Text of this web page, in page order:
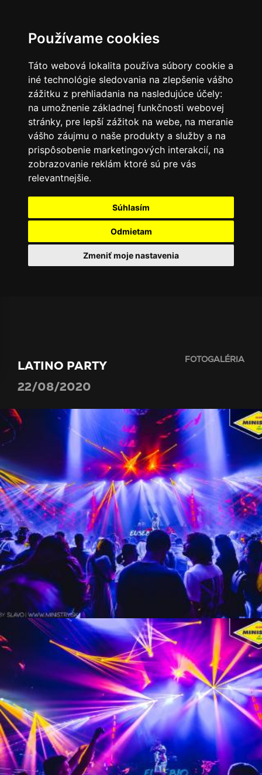
Používame cookies
Táto webová lokalita používa súbory cookie a
iné technológie sledovania na zlepšenie vášho
zážitku z prehliadania na nasledujúce účely:
na umožnenie základnej funkčnosti webovej
stránky, pre lepší zážitok na webe, na meranie
vášho záujmu o naše produkty a služby a na
prispôsobenie marketingových interakcií, na
zobrazovanie reklám ktoré sú pre vás
relevantnejšie.
Súhlasím
Odmietam
Zmeniť moje nastavenia
LATINO PARTY
22/08/2020
FOTOGALÉRIA